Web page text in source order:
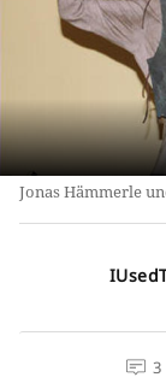
Jonas Hämmerle
3